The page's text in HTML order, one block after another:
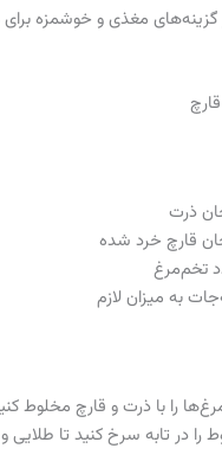
مغذی و خوشمزه برای
به میزان لازم
را با ذرت و قارچ مخلوط
را در تابه سرخ کنید تا